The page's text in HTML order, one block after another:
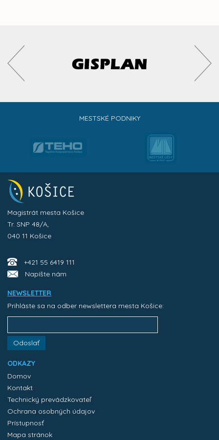
MESTSKÉ PODNIKY
Magistrát mesta Košice
Tr. SNP 48/A,
040 11 Košice
+421 55 6419 111
Napíšte nám
NEWSLETTER
Prihláste sa na odber newslettera mesta Košice:
Odoslať
ODKAZY
Domov
Kontakt
Technický prevádzkovateľ
Ochrana osobných údajov
Prístupnosť
Mapa stránok